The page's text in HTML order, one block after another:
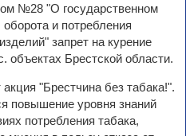
№28 "О государственном
и потребления
запрет на курение
объектах Брестской области.
"Брестчина без табака!".
повышение уровня знаний
потребления табака,